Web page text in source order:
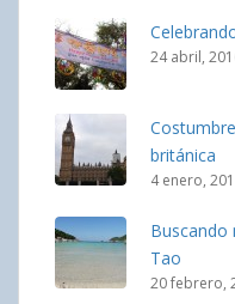
24 abril,
británica
4 enero,
Buscando
Tao
20 febrero,